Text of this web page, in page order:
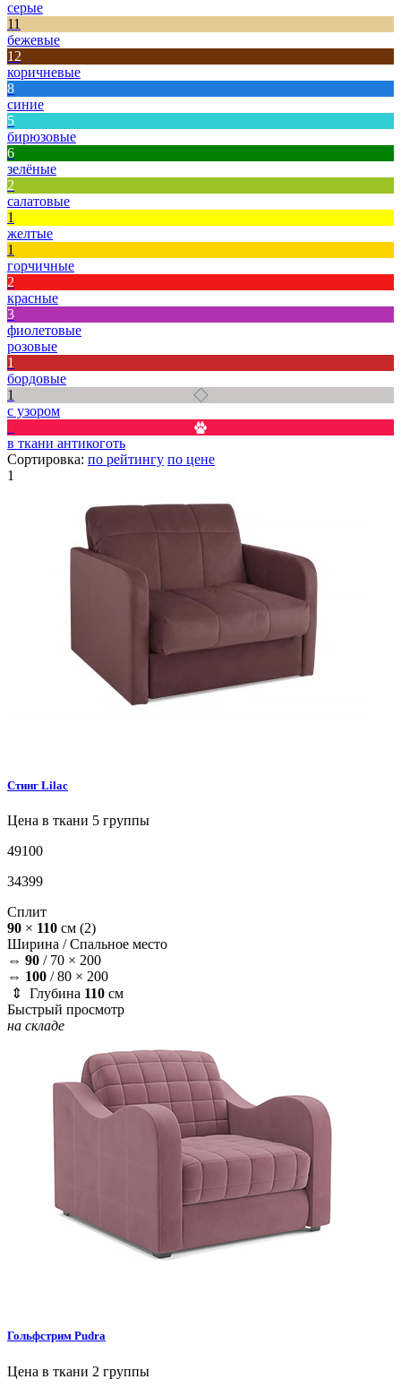
серые
11
бежевые
12
коричневые
8
синие
5
бирюзовые
6
зелёные
2
салатовые
1
желтые
1
горчичные
2
красные
3
фиолетовые
розовые
1
бордовые
1
с узором
в ткани антикоготь
Сортировка: по рейтингу по цене
1
Стинг Lilac
Цена в ткани 5 группы
49100
34399
Сплит
90 × 110 см (2)
Ширина /Спальное место
⇔ 90 / 70 × 200
⇔ 100 /80 × 200
⇕ Глубина 110 см
Быстрый просмотр
на складе
Гольфстрим Pudra
Цена в ткани 2 группы